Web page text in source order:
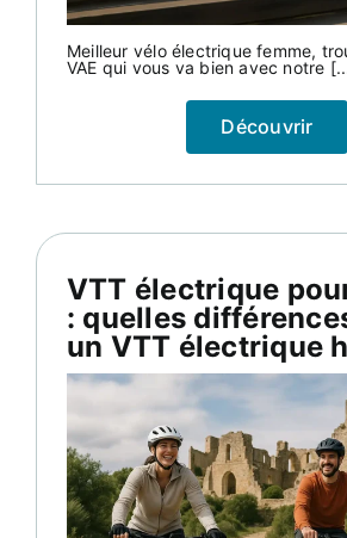
Meilleur vélo électrique femme,
VAE qui vous va bien avec notre
Découvrir
VTT électrique
: quelles
un VTT électrique